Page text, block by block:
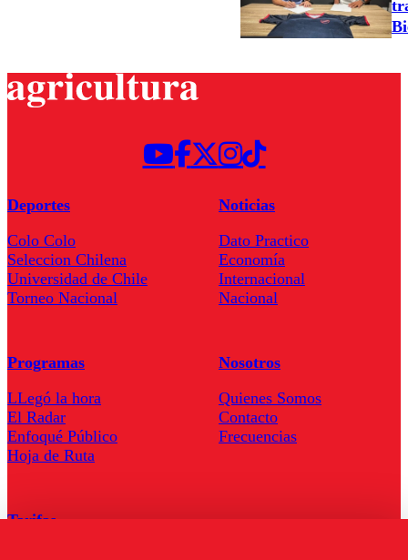
Deportes
Colo Colo
Seleccion Chilena
Universidad de Chile
Torneo Nacional
Noticias
Dato Practico
Economía
Internacional
Nacional
Programas
LLegó la hora
El Radar
Enfoqué Público
Hoja de Ruta
Nosotros
Quienes Somos
Contacto
Frecuencias
Tarifas